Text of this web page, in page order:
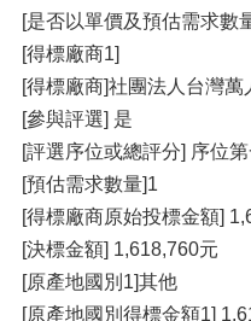
[是否以單價及預估需求數
[得標廠商1]
[得標廠商]社團法人台灣萬
[參與評選] 是
[評選序位或總評分] 序位
[預估需求數量]1
[得標廠商原始投標金額]
[決標金額] 1,618,760元
[原產地國別1]其他
[原產地國別得標金額1]